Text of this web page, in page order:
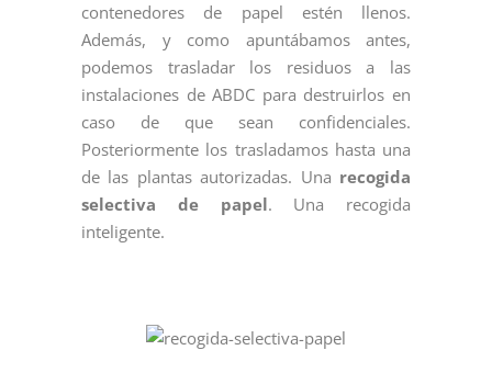
contenedores de papel estén llenos.
Además, y como apuntábamos antes,
podemos trasladar los residuos a las
instalaciones de ABDC para destruirlos en
caso de que sean confidenciales.
Posteriormente los trasladamos hasta una
de las plantas autorizadas. Una recogida
selectiva de papel. Una recogida
inteligente.